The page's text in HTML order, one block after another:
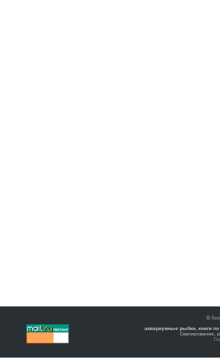
©
аквариумные рыбки, книги
Сканирование,